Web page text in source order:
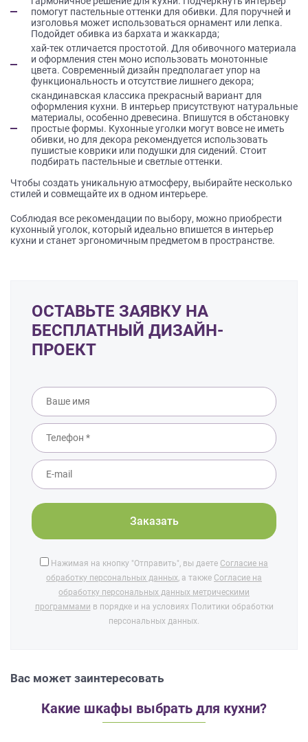
помогут пастельные оттенки для обивки. Для поручней и
изголовья может использоваться орнамент или лепка.
Подойдет обивка из бархата и жаккарда;
хай-тек отличается простотой. Для обивочного материала
и оформления стен моно использовать монотонные
цвета. Современный дизайн предполагает упор на
функциональность и отсутствие лишнего декора;
скандинавская классика прекрасный вариант для
оформления кухни. В интерьер присутствуют натуральные
материалы, особенно древесина. Впишутся в обстановку
простые формы. Кухонные уголки могут вовсе не иметь
обивки, но для декора рекомендуется использовать
пушистые коврики или подушки для сидений. Стоит
подбирать пастельные и светлые оттенки.
Чтобы создать уникальную атмосферу, выбирайте несколько
стилей и совмещайте их в одном интерьере.
Соблюдая все рекомендации по выбору, можно приобрести
кухонный уголок, который идеально впишется в интерьер
кухни и станет эргономичным предметом в пространстве.
ОСТАВЬТЕ ЗАЯВКУ НА
БЕСПЛАТНЫЙ ДИЗАЙН-
ПРОЕКТ
Нажимая на кнопку "Отправить", вы даете Согласие на
обработку персональных данных , а также Согласие на
обработку персональных данных метрическими
программами в порядке и на условиях Политики обработки
персональных данных.
Вас может заинтересовать
Какие шкафы выбрать для кухни?